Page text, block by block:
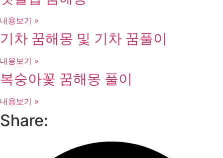
내용보기 »
기차 꿈해몽 및 기차 꿈풀이
내용보기 »
복숭아꽃 꿈해몽 풀이
내용보기 »
Share: